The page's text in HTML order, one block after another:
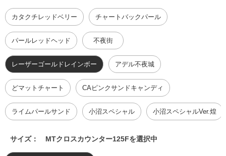
カタクチレッドベリー チャートバックパール
パールレッドヘッド 不夜街
レーザーゴールドレインボー アデル不夜城
どマットチャート CAピンクサンドキャンディ
ライムパールサンド 小沼スペシャル 小沼スペシャルVer.煌
サイズ： MTクロスカウンター125Fを選択中